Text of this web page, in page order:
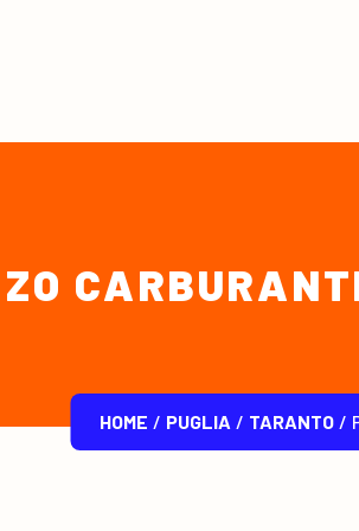
HOME / PUGLIA / TARANTO /